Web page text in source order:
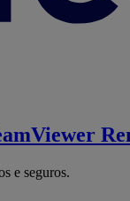
e seguros.